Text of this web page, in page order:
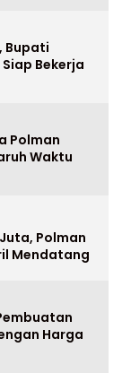
Bupati
Bekerja
Polman
Waktu
Polman
Mendatang
Harga